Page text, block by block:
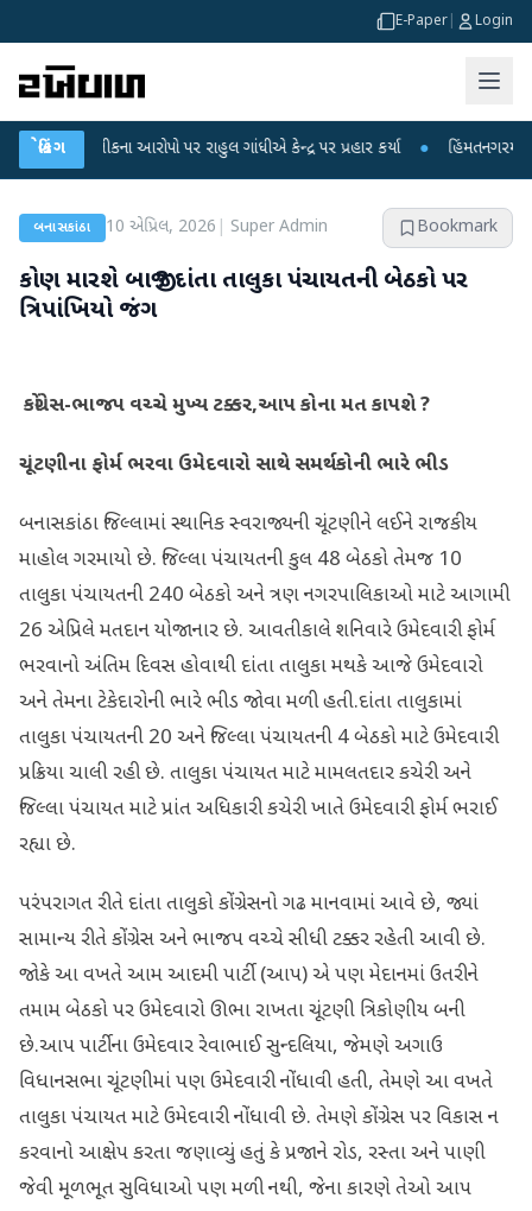
E-Paper Login
બ્રેકિંગ
લીકના આરોપો પર રાહુલ ગાંધીએ કેન્દ્ર પર પ્રહાર કર્યા ● હિંમતનગરમાં રહસ્યમય
બનાસકાંઠા 10 એપ્રિલ, 2026 Super Admin Bookmark
કોણ મારશે બાજી ? દાંતા તાલુકા પંચાયતની બેઠકો પર
ત્રિપાંખિયો જંગ
કોંગ્રેસ-ભાજપ વચ્ચે મુખ્ય ટક્કર,આપ કોના મત કાપશે ?
ચૂંટણીના ફોર્મ ભરવા ઉમેદવારો સાથે સમર્થકોની ભારે ભીડ
બનાસકાંઠા જિલ્લામાં સ્થાનિક સ્વરાજ્યની ચૂંટણીને લઈને રાજકીય
માહોલ ગરમાયો છે. જિલ્લા પંચાયતની કુલ 48 બેઠકો તેમજ 10
તાલુકા પંચાયતની 240 બેઠકો અને ત્રણ નગરપાલિકાઓ માટે આગામી
26 એપ્રિલે મતદાન યોજાનાર છે. આવતીકાલે શનિવારે ઉમેદવારી ફોર્મ
ભરવાનો અંતિમ દિવસ હોવાથી દાંતા તાલુકા મથકે આજે ઉમેદવારો
અને તેમના ટેકેદારોની ભારે ભીડ જોવા મળી હતી.દાંતા તાલુકામાં
તાલુકા પંચાયતની 20 અને જિલ્લા પંચાયતની 4 બેઠકો માટે ઉમેદવારી
પ્રક્રિયા ચાલી રહી છે. તાલુકા પંચાયત માટે મામલતદાર કચેરી અને
જિલ્લા પંચાયત માટે પ્રાંત અધિકારી કચેરી ખાતે ઉમેદવારી ફોર્મ ભરાઈ
રહ્યા છે.
પરંપરાગત રીતે દાંતા તાલુકો કોંગ્રેસનો ગઢ માનવામાં આવે છે, જ્યાં
સામાન્ય રીતે કોંગ્રેસ અને ભાજપ વચ્ચે સીધી ટક્કર રહેતી આવી છે.
જોકે આ વખતે આમ આદમી પાર્ટી (આપ) એ પણ મેદાનમાં ઉતરીને
તમામ બેઠકો પર ઉમેદવારો ઊભા રાખતા ચૂંટણી ત્રિકોણીય બની
છે.આપ પાર્ટીના ઉમેદવાર રેવાભાઈ સુન્દલિયા, જેમણે અગાઉ
વિધાનસભા ચૂંટણીમાં પણ ઉમેદવારી નોંધાવી હતી, તેમણે આ વખતે
તાલુકા પંચાયત માટે ઉમેદવારી નોંધાવી છે. તેમણે કોંગ્રેસ પર વિકાસ ન
કરવાનો આક્ષેપ કરતા જણાવ્યું હતું કે પ્રજાને રોડ, રસ્તા અને પાણી
જેવી મૂળભૂત સુવિધાઓ પણ મળી નથી, જેના કારણે તેઓ આપ